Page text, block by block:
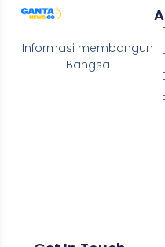
Informasi membangun
Bangsa